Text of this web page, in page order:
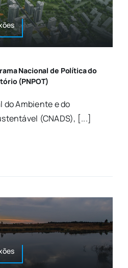
Nacional de Política do
(PNPOT)
do Ambiente e do
(CNADS), [...]